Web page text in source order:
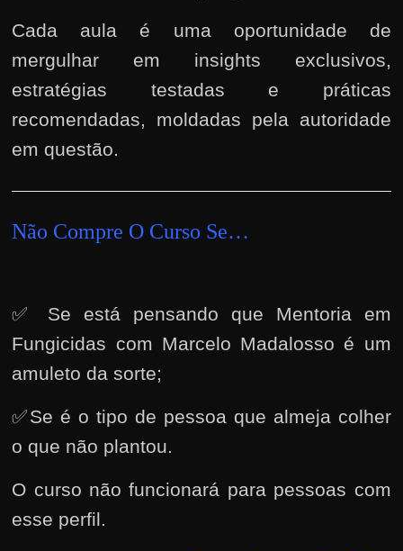
Cada aula é uma oportunidade de
mergulhar em insights exclusivos,
estratégias testadas e práticas
recomendadas, moldadas pela autoridade
em questão.
Não Compre O Curso Se…
✅ Se está pensando que Mentoria em
Fungicidas com Marcelo Madalosso é um
amuleto da sorte;
✅Se é o tipo de pessoa que almeja colher
o que não plantou.
O curso não funcionará para pessoas com
esse perfil.